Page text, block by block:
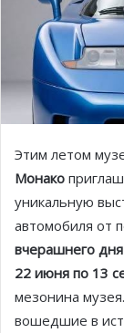
Этим летом
Монако
уникальную
автомобиля от
вчерашнего
22 июня по 13
мезонина
вошедшие в